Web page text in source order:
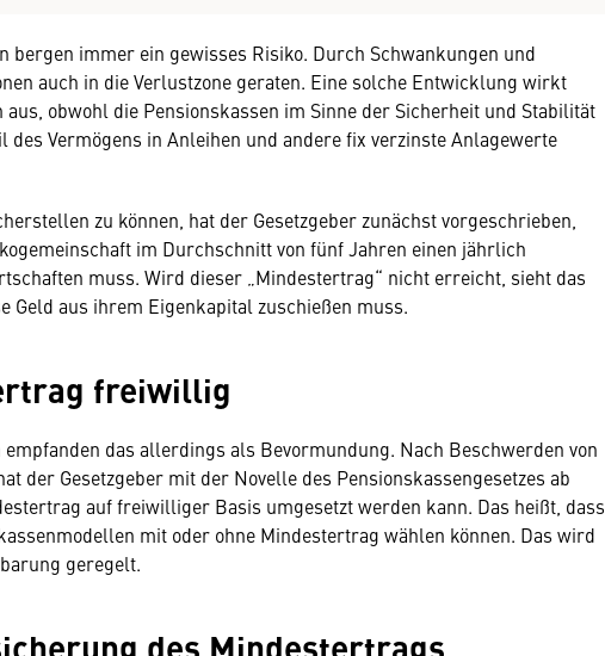
bergen immer ein gewisses Risiko. Durch Schwankungen und
auch in die Verlustzone geraten. Eine solche Entwicklung wirkt
aus, obwohl die Pensionskassen im Sinne der Sicherheit und Stabilität
Vermögens in Anleihen und andere fix verzinste Anlagewerte
zu können, hat der Gesetzgeber zunächst vorgeschrieben,
im Durchschnitt von fünf Jahren einen jährlich
muss. Wird dieser „Mindestertrag“ nicht erreicht, sieht das
Geld aus ihrem Eigenkapital zuschießen muss.
freiwillig
das allerdings als Bevormundung. Nach Beschwerden von
der Gesetzgeber mit der Novelle des Pensionskassengesetzes ab
auf freiwilliger Basis umgesetzt werden kann. Das heißt, dass
mit oder ohne Mindestertrag wählen können. Das wird
geregelt.
des Mindestertrags